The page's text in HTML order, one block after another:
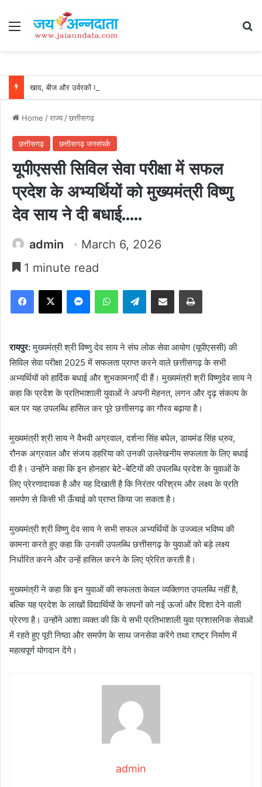
Menu
Home /राज्य/छत्तीसगढ़
छत्तीसगढ़ छत्तीसगढ़ जनसंपर्क
यूपीएससी सिविल सेवा परीक्षा में सफल
प्रदेश के अभ्यर्थियों को मुख्यमंत्री विष्णु
देव साय ने दी बधाई…..
admin
March 6, 2026
1 minute read
Facebook
X MessengerWhatsAppTelegramShare via Email Print
रायपुर:मुख्यमंत्री श्री विष्णु देव साय ने संघ लोक सेवा आयोग (यूपीएससी) की
सिविल सेवा परीक्षा 2025 में सफलता प्राप्त करने वाले छत्तीसगढ़ के सभी
अभ्यर्थियों को हार्दिक बधाई और शुभकामनाएँ दी हैं। मुख्यमंत्री श्री विष्णुदेव साय ने
कहा कि प्रदेश के प्रतिभाशाली युवाओं ने अपनी मेहनत, लगन और दृढ़ संकल्प के
बल पर यह उपलब्धि हासिल कर पूरे छत्तीसगढ़ का गौरव बढ़ाया है।
मुख्यमंत्री श्री साय ने वैभवी अग्रवाल, दर्शना सिंह बघेल, डायमंड सिंह ध्रुव,
रौनक अग्रवाल और संजय डहरिया को उनकी उल्लेखनीय सफलता के लिए बधाई
दी है। उन्होंने कहा कि इन होनहार बेटे-बेटियों की उपलब्धि प्रदेश के युवाओं के
लिए प्रेरणादायक है और यह दिखाती है कि निरंतर परिश्रम और लक्ष्य के प्रति
समर्पण से किसी भी ऊँचाई को प्राप्त किया जा सकता है।
मुख्यमंत्री श्री विष्णु देव साय ने सभी सफल अभ्यर्थियों के उज्ज्वल भविष्य की
कामना करते हुए कहा कि उनकी उपलब्धि छत्तीसगढ़ के युवाओं को बड़े लक्ष्य
निर्धारित करने और उन्हें हासिल करने के लिए प्रेरित करती है।
मुख्यमंत्री ने कहा कि इन युवाओं की सफलता केवल व्यक्तिगत उपलब्धि नहीं है,
बल्कि यह प्रदेश के लाखों विद्यार्थियों के सपनों को नई ऊर्जा और दिशा देने वाली
प्रेरणा है। उन्होंने आशा व्यक्त की कि ये सभी प्रतिभाशाली युवा प्रशासनिक सेवाओं
में रहते हुए पूरी निष्ठा और समर्पण के साथ जनसेवा करेंगे तथा राष्ट्र निर्माण में
महत्वपूर्ण योगदान देंगे।
admin